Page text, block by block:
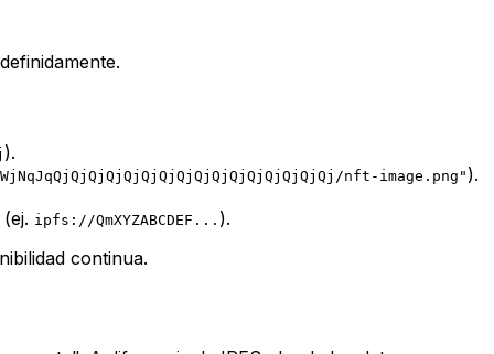
).
nft-image.png").
ipfs://QmXYZABCDEF... ).
continua.